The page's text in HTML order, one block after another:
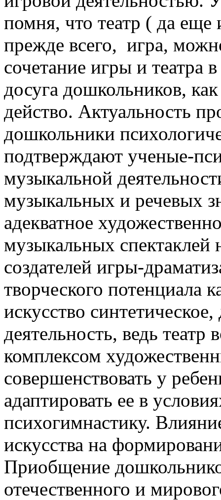
помня, что театр ( да еще
прежде всего, игра,
сочетание игры и театра
досуга дошкольников,
действо. Актуальность
дошкольники
подтверждают ученые-
музыкальной
музыкальных и речевых
адекватное
музыкальных спектаклей
создателей игры-
творческого потенциала
искусство
деятельность, ведь театр
комплексом
совершенствовать у
адаптировать ее в
психогимнастику.
искусства на
Приобщение
отечественного и